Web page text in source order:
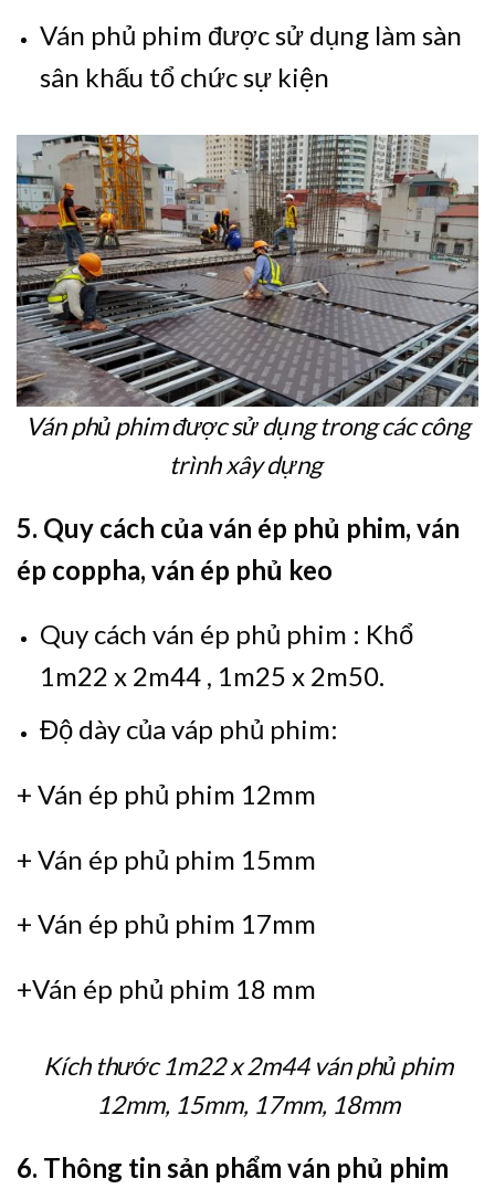
Ván phủ phim được sử dụng làm sàn
sân khấu tổ chức sự kiện
Ván phủ phim được sử dụng trong các công
trình xây dựng
5. Quy cách của ván ép phủ phim, ván
ép coppha, ván ép phủ keo
Quy cách ván ép phủ phim : Khổ
1m22 x 2m44 , 1m25 x 2m50.
Độ dày của váp phủ phim:
+ Ván ép phủ phim 12mm
+ Ván ép phủ phim 15mm
+ Ván ép phủ phim 17mm
+Ván ép phủ phim 18 mm
Kích thước 1m22 x 2m44 ván phủ phim
12mm, 15mm, 17mm, 18mm
6. Thông tin sản phẩm ván phủ phim